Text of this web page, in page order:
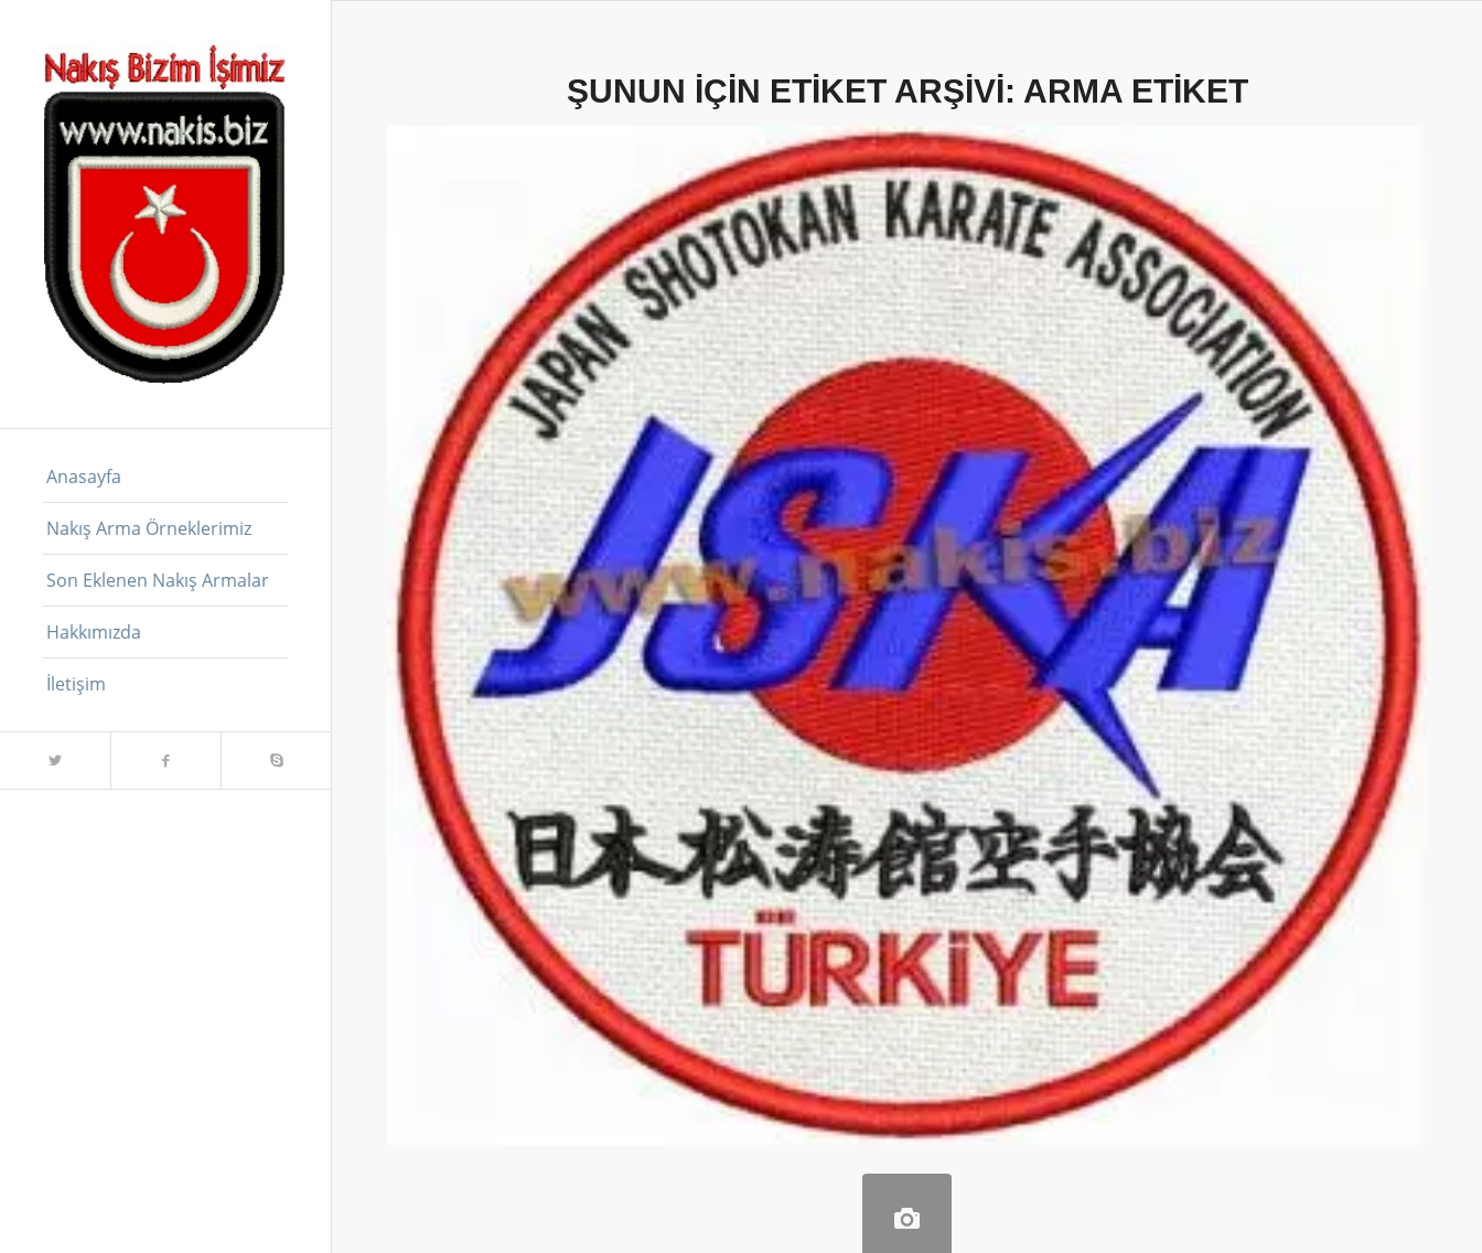
Anasayfa
Nakış Arma Örneklerimiz
Son Eklenen Nakış Armalar
Hakkımızda
İletişim
ŞUNUN IÇIN ETIKET ARŞIVI: ARMA ETIKET